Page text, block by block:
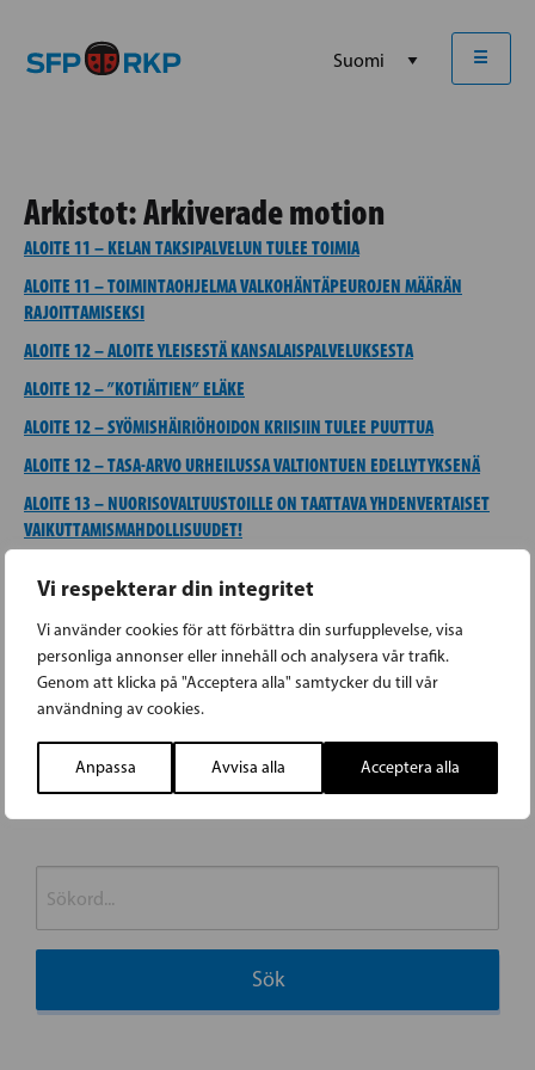
Vi respekterar din integritet
Vi använder cookies för att förbättra din surfupplevelse, visa
personliga annonser eller innehåll och analysera vår trafik.
Genom att klicka på "Acceptera alla" samtycker du till vår
användning av cookies.
Anpassa Avvisa alla Acceptera alla
☰
Arkistot:Arkiverade motion
ALOITE 11 – KELAN TAKSIPALVELUN TULEE TOIMIA
ALOITE 11 – TOIMINTAOHJELMA VALKOHÄNTÄPEUROJEN MÄÄRÄN
RAJOITTAMISEKSI
ALOITE 12 – ALOITE YLEISESTÄ KANSALAISPALVELUKSESTA
ALOITE 12 – ”KOTIÄITIEN” ELÄKE
ALOITE 12 – SYÖMISHÄIRIÖHOIDON KRIISIIN TULEE PUUTTUA
ALOITE 12 – TASA-ARVO URHEILUSSA VALTIONTUEN EDELLYTYKSENÄ
ALOITE 13 – NUORISOVALTUUSTOILLE ON TAATTAVA YHDENVERTAISET
VAIKUTTAMISMAHDOLLISUUDET!
LAINSÄÄDÄNNÖSSÄ
ALOITE 13 – KORVAUS RASKAUSPAHOINVOINTILÄÄKKEISTÄ
ALOITE 13 – LIIKUNTAA TYÖURIEN PIDENTÄMISEKSI